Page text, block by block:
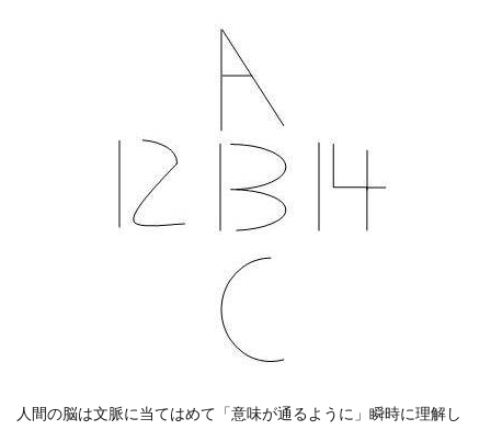
人間の脳は文脈に当てはめて「意味が通るように」瞬時に理解し